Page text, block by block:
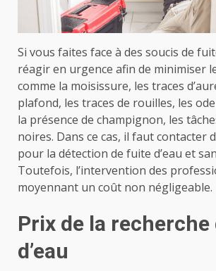
Si vous faites face à des soucis de
réagir en urgence afin de minimiser
comme la moisissure, les traces
plafond, les traces de rouilles, les
la présence de champignon, les
noires. Dans ce cas, il faut contacter
pour la détection de fuite d’eau et
Toutefois, l’intervention des
moyennant un coût non négligeable.
Prix de la
d’eau